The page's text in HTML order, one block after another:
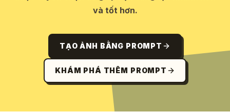
và tốt hơn.
TẠO ẢNH BẰNG PROMPT
KHÁM PHÁ THÊM PROMPT